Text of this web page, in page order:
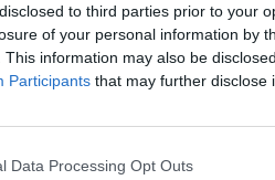
to third parties prior to your
of your personal information by
This information may also be
Participants that may further disclose
Data Processing Opt Outs
fëmijën tim atë.
i ke dhunuar kafshët
nuk e kam rrahur qenin